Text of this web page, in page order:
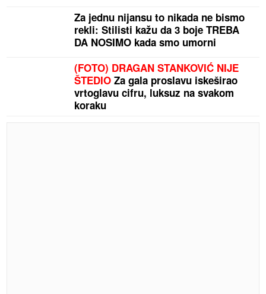
Za jednu nijansu to nikada ne bismo
rekli: Stilisti kažu da 3 boje TREBA
DA NOSIMO kada smo umorni
(FOTO) DRAGAN STANKOVIĆ NIJE
ŠTEDIO Za gala proslavu iskeširao
vrtoglavu cifru, luksuz na svakom
koraku